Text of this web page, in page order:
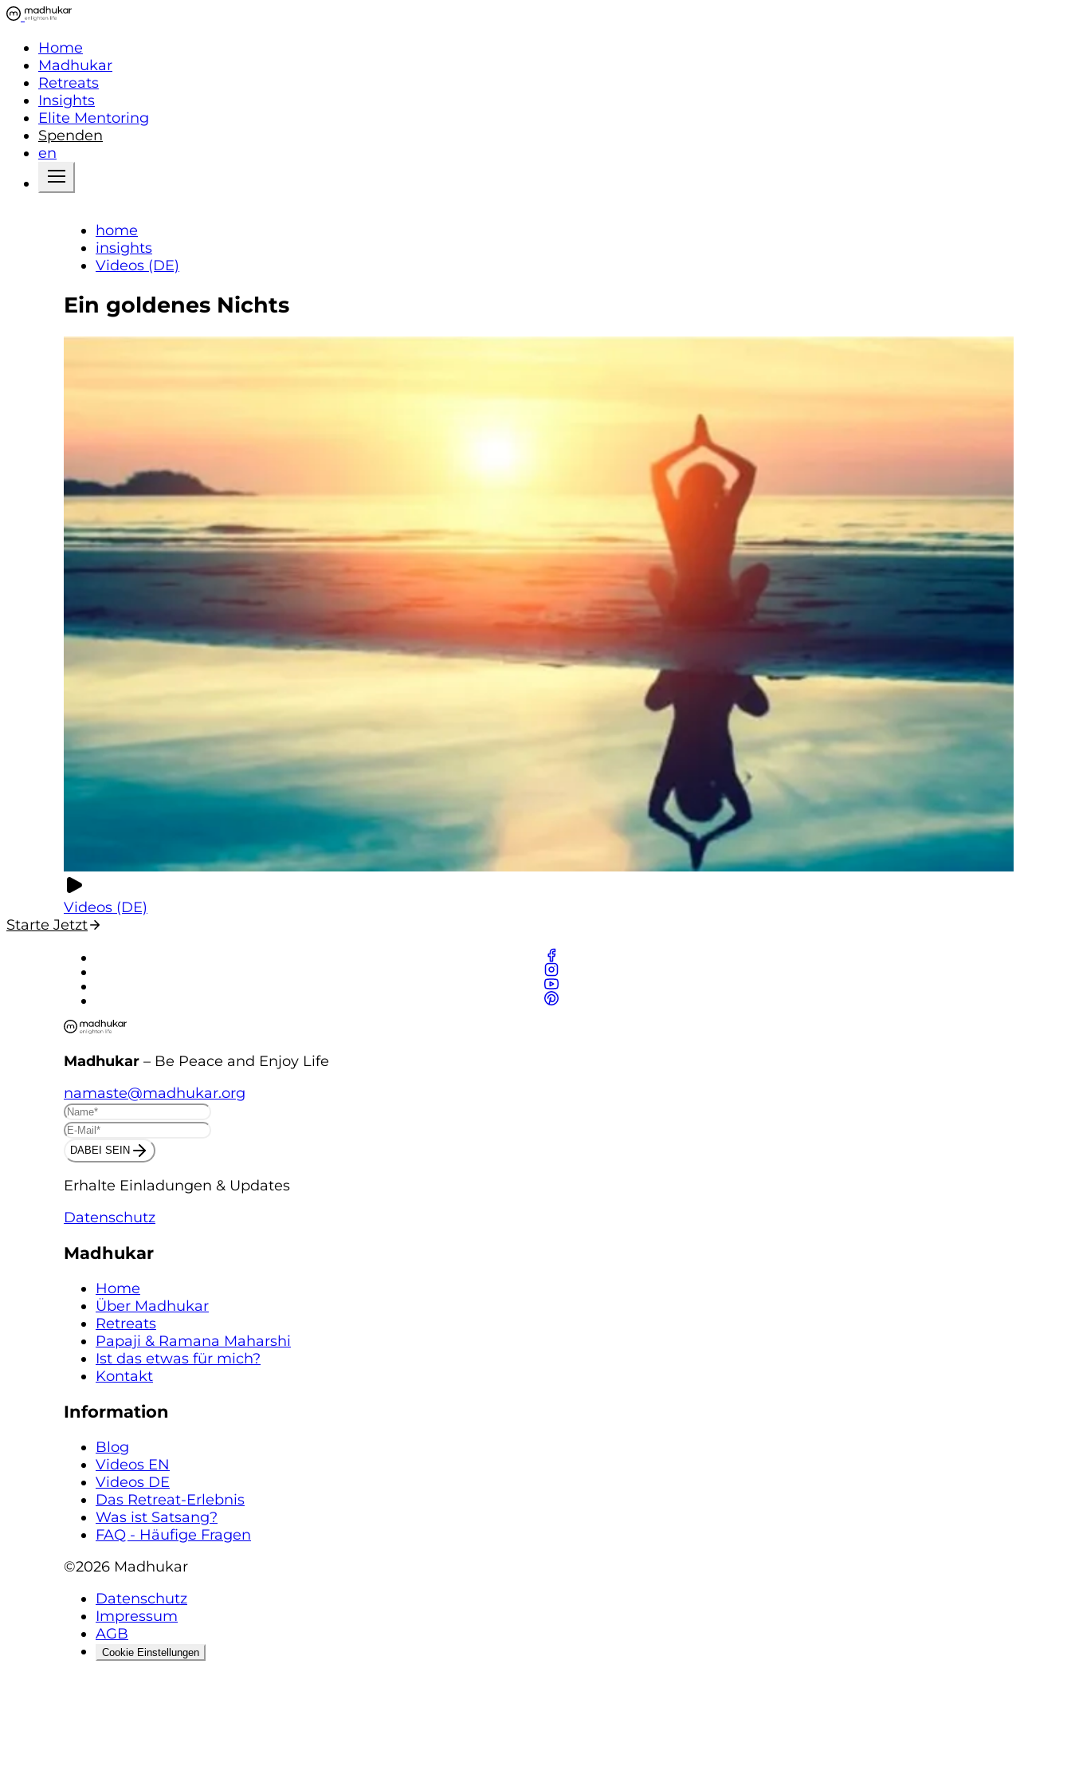
Home
Madhukar
Retreats
Insights
Elite Mentoring
Spenden
en
home
insights
Videos (DE)
Ein goldenes Nichts
Videos (DE)
Starte Jetzt
Madhukar – Be Peace and Enjoy Life
namaste@madhukar.org
DABEI SEIN
Erhalte Einladungen & Updates
Datenschutz
Madhukar
Home
Über Madhukar
Retreats
Papaji & Ramana Maharshi
Ist das etwas für mich?
Kontakt
Information
Blog
Videos EN
Videos DE
Das Retreat-Erlebnis
Was ist Satsang?
FAQ - Häufige Fragen
©2026 Madhukar
Datenschutz
Impressum
AGB
Cookie Einstellungen